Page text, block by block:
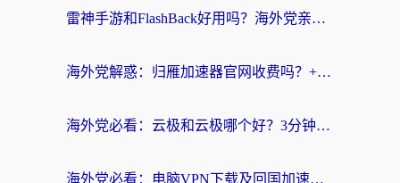
雷神手游和FlashBack好用吗？海外党亲测指南，避开破解版坑轻松访问国内资源
海外党解惑：归雁加速器官网收费吗？+3个回国加速问题的真实答案
海外党必看：云极和云极哪个好？3分钟选对回国加速器，无缝访问国内资源
海外党必看：电脑VPN下载及回国加速器选择指南——无缝访问国内资源不再难